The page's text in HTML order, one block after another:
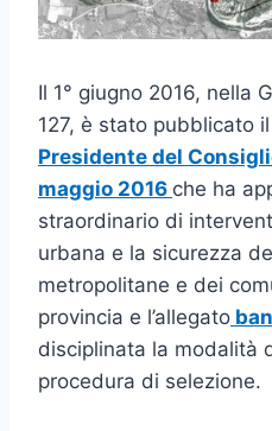
Il 1° giugno 2016, nella
127, è stato pubblicato il
Presidente del
maggio 2016 che ha
straordinario di
urbana e la sicurezza
metropolitane e dei
provincia e l’allegato
disciplinata la modalità
procedura di selezione.